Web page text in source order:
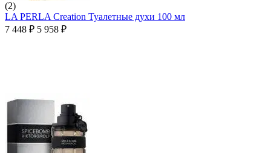
(2)
LA PERLA Creation Туалетные духи 100 мл
7 448 ₽ 5 958 ₽